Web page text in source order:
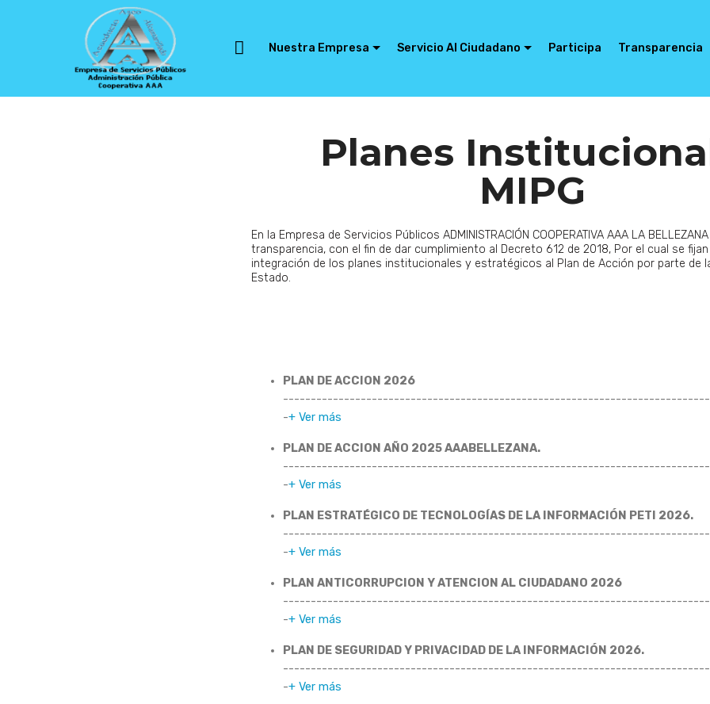
Nuestra Empresa Servicio Al Ciudadano Participa Transparencia
Planes
MIPG
En la Empresa de Servicios Públicos ADMINISTRACIÓN COOPERATIVA AAA LA
transparencia, con el fin de dar cumplimiento al Decreto 612 de 2018, Por el cual se
integración de los planes institucionales y estratégicos al Plan de Acción por parte de
Estado.
PLAN DE ACCION 2026
-+ Ver más
PLAN DE ACCION AÑO 2025 AAABELLEZANA.
-+ Ver más
PLAN ESTRATÉGICO DE TECNOLOGÍAS DE LA INFORMACIÓN PETI 2026.
-+ Ver más
PLAN ANTICORRUPCION Y ATENCION AL CIUDADANO 2026
-+ Ver más
PLAN DE SEGURIDAD Y PRIVACIDAD DE LA INFORMACIÓN 2026.
-+ Ver más